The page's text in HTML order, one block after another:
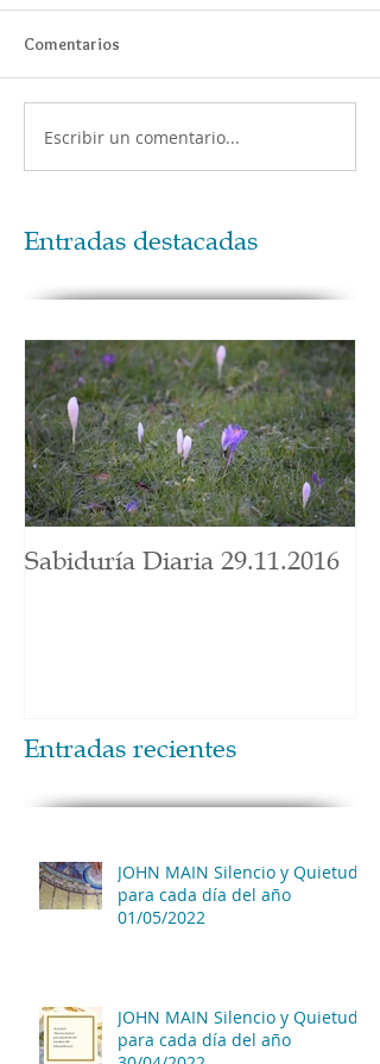
Comentarios
Escribir un comentario...
Entradas destacadas
Sabiduría Diaria 29.11.2016
Entradas recientes
JOHN MAIN Silencio y Quietud
para cada día del año
01/05/2022
JOHN MAIN Silencio y Quietud
para cada día del año